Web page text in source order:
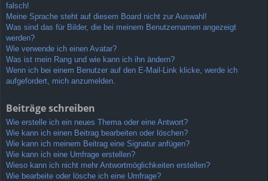
falsch!
Meine Sprache steht auf diesem Board nicht zur Auswahl!
Was sind das für Bilder, die bei meinem Benutzernamen angezeigt
werden?
Wie verwende ich einen Avatar?
Was ist mein Rang und wie kann ich ihn ändern?
Wenn ich bei einem Benutzer auf den E-Mail-Link klicke, werde ich
aufgefordert, mich anzumelden.
Beiträge schreiben
Wie erstelle ich ein neues Thema oder eine Antwort?
Wie kann ich einen Beitrag bearbeiten oder löschen?
Wie kann ich meinem Beitrag eine Signatur anfügen?
Wie kann ich eine Umfrage erstellen?
Wieso kann ich nicht mehr Antwortmöglichkeiten erstellen?
Wie bearbeite oder lösche ich eine Umfrage?